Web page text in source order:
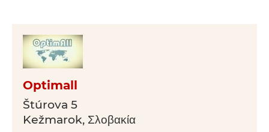
Optimall
Štúrova 5
Kežmarok, Σλοβακία